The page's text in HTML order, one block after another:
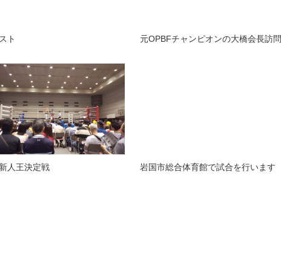
ト 元OPBFチャンピオンの大橋会長訪問
人王決定戦 岩国市総合体育館で試合を行います